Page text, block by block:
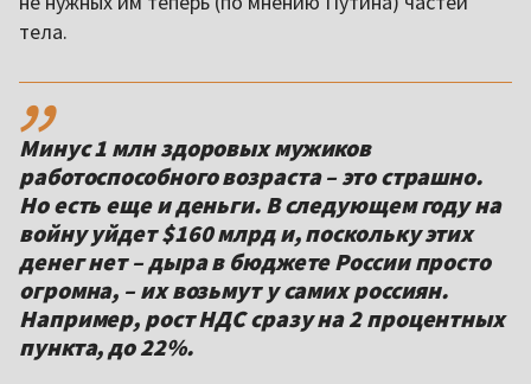
тела.
,,
Минус 1 млн здоровых мужиков
работоспособного возраста – это страшно.
Но есть еще и деньги. В следующем году на
войну уйдет $160 млрд и, поскольку этих
денег нет – дыра в бюджете России просто
огромна, – их возьмут у самих россиян.
Например, рост НДС сразу на 2 процентных
пункта, до 22%.